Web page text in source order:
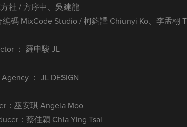
社 / 方序中、吳建龍
碼 MixCode Studio / 柯鈞譯 Chiunyi Ko、李孟栩
： 羅申駿 JL
： JL DESIGN
：巫安琪 Angela Moo
：蔡佳穎 Chia Ying Tsai